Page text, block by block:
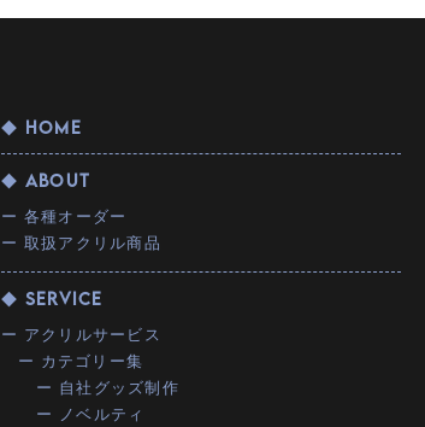
◆ HOME
◆ ABOUT
ー 各種オーダー
ー 取扱アクリル商品
◆ SERVICE
ー アクリルサービス
ー カテゴリー集
ー 自社グッズ制作
ー ノベルティ